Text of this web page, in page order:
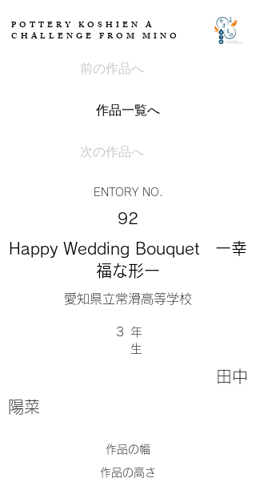
POTTERY KOSHIEN A
CHALLENGE FROM MINO
前の作品へ
作品一覧へ
次の作品へ
ENTORY NO.
92
Happy Wedding Bouquet ー幸
福な形ー
愛知県立常滑高等学校
​年
生
3
田中
陽菜
​作品の幅
​作品の高さ